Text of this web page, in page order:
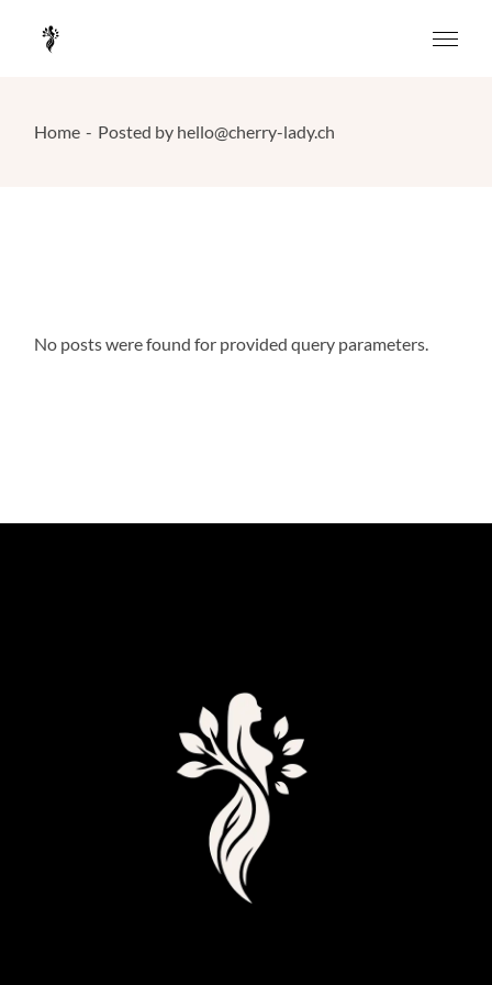
content
Home Posted by hello@cherry-lady.ch
No posts were found for provided query parameters.